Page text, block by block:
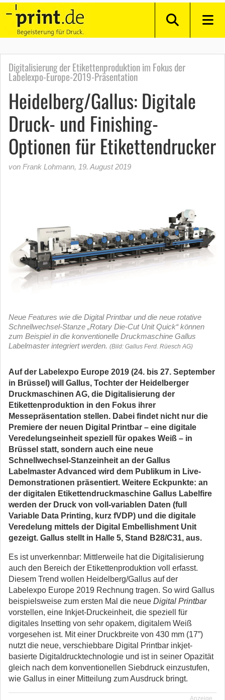
Digitalisierung der Etikettenproduktion im Fokus der
Labelexpo-Europe-2019-Präsentation
Heidelberg/Gallus: Digitale
Druck- und Finishing-
Optionen für Etikettendrucker
von Frank Lohmann, 19. August 2019
Neue Features wie die Digital Printbar und die neue rotative
Schnellwechsel-Stanze „Rotary Die-Cut Unit Quick“ können
zum Beispiel in die konventionelle Druckmaschine Gallus
Labelmaster integriert werden. (Bild: Gallus Ferd. Rüesch AG)
Auf der Labelexpo Europe 2019 (24. bis 27. September
in Brüssel) will Gallus, Tochter der Heidelberger
Druckmaschinen AG, die Digitalisierung der
Etikettenproduktion in den Fokus ihrer
Messepräsentation stellen. Dabei findet nicht nur die
Premiere der neuen Digital Printbar – eine digitale
Veredelungseinheit speziell für opakes Weiß – in
Brüssel statt, sondern auch eine neue
Schnellwechsel-Stanzeinheit an der Gallus
Labelmaster Advanced wird dem Publikum in Live-
Demonstrationen präsentiert. Weitere Eckpunkte: an
der digitalen Etikettendruckmaschine Gallus Labelfire
werden der Druck von voll-variablen Daten (full
Variable Data Printing, kurz fVDP) und die digitale
Veredelung mittels der Digital Embellishment Unit
gezeigt. Gallus stellt in Halle 5, Stand B28/C31, aus.
Es ist unverkennbar: Mittlerweile hat die Digitalisierung
auch den Bereich der Etikettenproduktion voll erfasst.
Diesem Trend wollen Heidelberg/Gallus auf der
Labelexpo Europe 2019 Rechnung tragen. So wird Gallus
beispielsweise zum ersten Mal die neue Digital Printbar
vorstellen, eine Inkjet-Druckeinheit, die speziell für
digitales Insetting von sehr opakem, digitalem Weiß
vorgesehen ist. Mit einer Druckbreite von 430 mm (17”)
nutzt die neue, verschiebbare Digital Printbar inkjet-
basierte Digitaldrucktechnologie und ist in seiner Opazität
gleich nach dem konventionellen Siebdruck einzustufen,
wie Gallus in einer Mitteilung zum Ausdruck bringt.
Anzeige